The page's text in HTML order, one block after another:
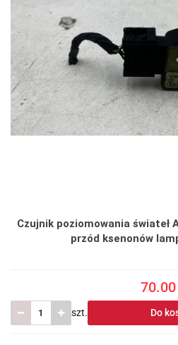
Czujnik poziomowania świateł
przód ksenonów
70.00
szt. Do